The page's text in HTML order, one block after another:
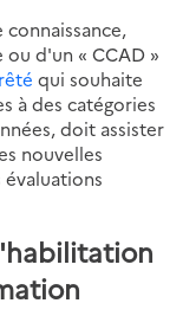
d'un « CCAD »
qui souhaite
à des catégories
doit assister
nouvelles